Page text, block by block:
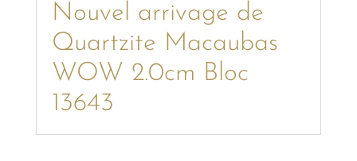
Nouvel arrivage de
Quartzite Macaubas
WOW 2.0cm Bloc
13643